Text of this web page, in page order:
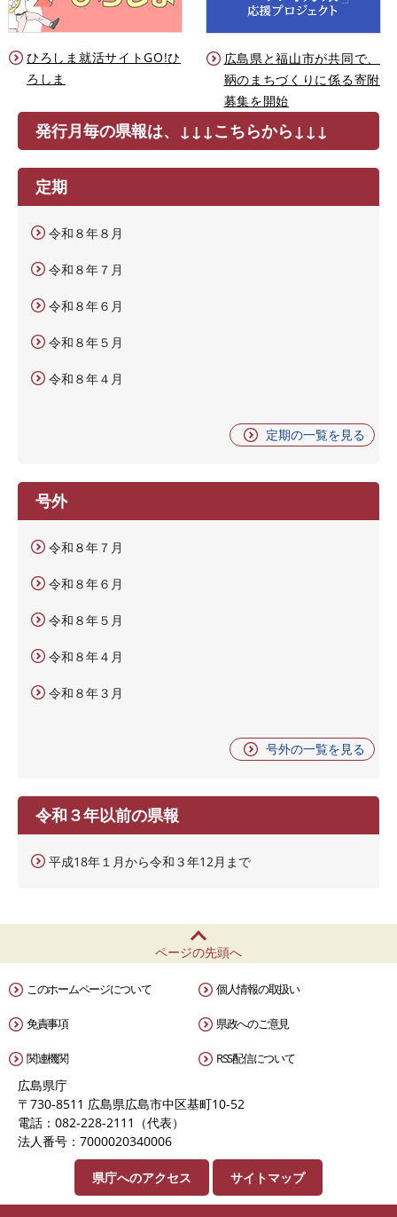
ひろしま就活サイトGO!ひ
ろしま
広島県と福山市が共同で、
鞆のまちづくりに係る寄附
募集を開始
発行月毎の県報は、↓↓↓こちらから↓↓↓
定期
令和８年８月
令和８年７月
令和８年６月
令和８年５月
令和８年４月
定期の一覧を見る
号外
令和８年７月
令和８年６月
令和８年５月
令和８年４月
令和８年３月
号外の一覧を見る
令和３年以前の県報
平成18年１月から令和３年12月まで
ページの先頭へ
このホームページについて 個人情報の取扱い
免責事項 県政へのご意見
関連機関 RSS配信について
広島県庁
〒730-8511 広島県広島市中区基町10-52
電話：082-228-2111（代表）
法人番号：7000020340006
県庁へのアクセス サイトマップ